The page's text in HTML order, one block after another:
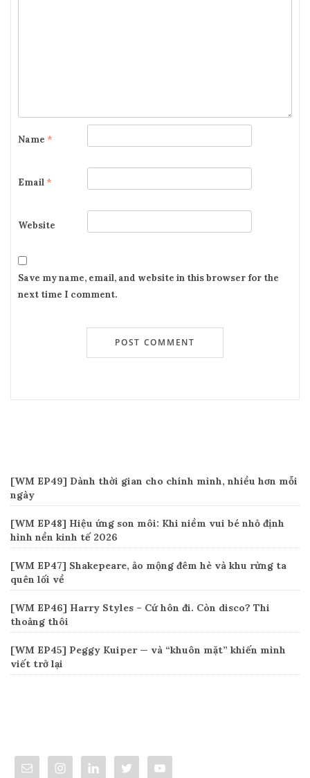
Name *
Email *
Website
Save my name, email, and website in this browser for the
next time I comment.
[WM EP49] Dành thời gian cho chính mình, nhiều hơn mỗi
ngày
[WM EP48] Hiệu ứng son môi: Khi niềm vui bé nhỏ định
hình nền kinh tế 2026
[WM EP47] Shakepeare, ảo mộng đêm hè và khu rừng ta
quên lối về
[WM EP46] Harry Styles – Cứ hôn đi. Còn disco? Thi
thoảng thôi
[WM EP45] Peggy Kuiper — và “khuôn mặt” khiến mình
viết trở lại